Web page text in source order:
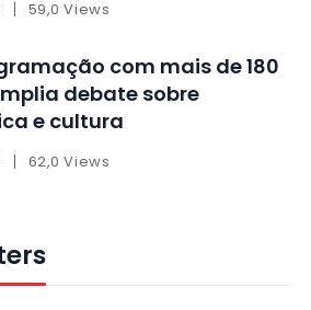
59,0 Views
com mais de 180
debate sobre
e cultura
62,0 Views